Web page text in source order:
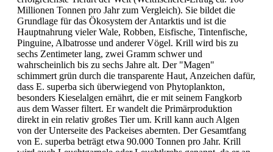
Millionen Tonnen pro Jahr zum Vergleich). Sie bildet die
Grundlage für das Ökosystem der Antarktis und ist die
Hauptnahrung vieler Wale, Robben, Eisfische, Tintenfische,
Pinguine, Albatrosse und anderer Vögel. Krill wird bis zu
sechs Zentimeter lang, zwei Gramm schwer und
wahrscheinlich bis zu sechs Jahre alt. Der "Magen"
schimmert grün durch die transparente Haut, Anzeichen dafür,
dass E. superba sich überwiegend von Phytoplankton,
besonders Kieselalgen ernährt, die er mit seinem Fangkorb
aus dem Wasser filtert. Er wandelt die Primärproduktion
direkt in ein relativ großes Tier um. Krill kann auch Algen
von der Unterseite des Packeises abernten. Der Gesamtfang
von E. superba beträgt etwa 90.000 Tonnen pro Jahr. Krill